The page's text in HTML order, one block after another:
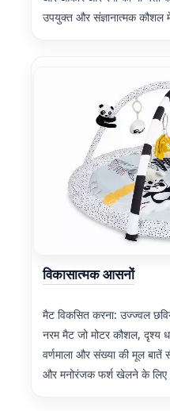
उपयुक्त और संज्ञानात्मक कौशल
विकासात्मक आसनों
मैट विकसित करना: उज्ज्वल
नरम मैट जो मोटर कौशल, दृश्य
वर्णमाला और संख्या की मूल बातें
और मनोरंजक फर्श खेलने के लिए